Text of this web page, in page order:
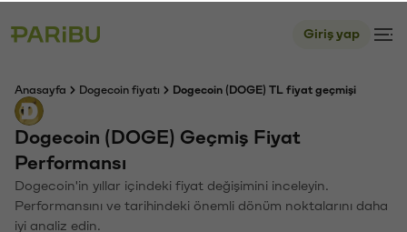
Giriş yap
Anasayfa Dogecoin fiyatı Dogecoin (DOGE) TL fiyat geçmişi
Dogecoin (DOGE) Geçmiş Fiyat
Performansı
Dogecoin'in yıllar içindeki fiyat değişimini inceleyin.
Performansını ve tarihindeki önemli dönüm noktalarını daha
iyi analiz edin.